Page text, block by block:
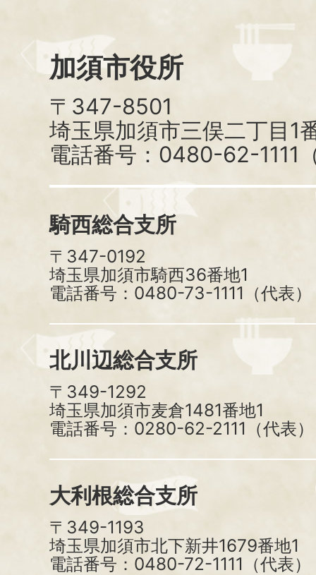
加須市役所
〒347-8501
埼玉県加須市三俣二丁目1
電話番号：0480-62-1111
騎西総合支所
〒347-0192
埼玉県加須市騎西36番地1
電話番号：0480-73-1111（代表）
北川辺総合支所
〒349-1292
埼玉県加須市麦倉1481番地1
電話番号：0280-62-2111（代表）
大利根総合支所
〒349-1193
埼玉県加須市北下新井1679番地1
電話番号：0480-72-1111（代表）